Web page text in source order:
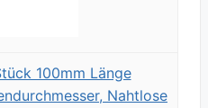
100mm Länge
Nahtlose